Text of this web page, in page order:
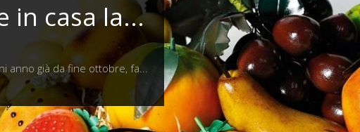
in casa la...
anno già da fine ottobre, fa...